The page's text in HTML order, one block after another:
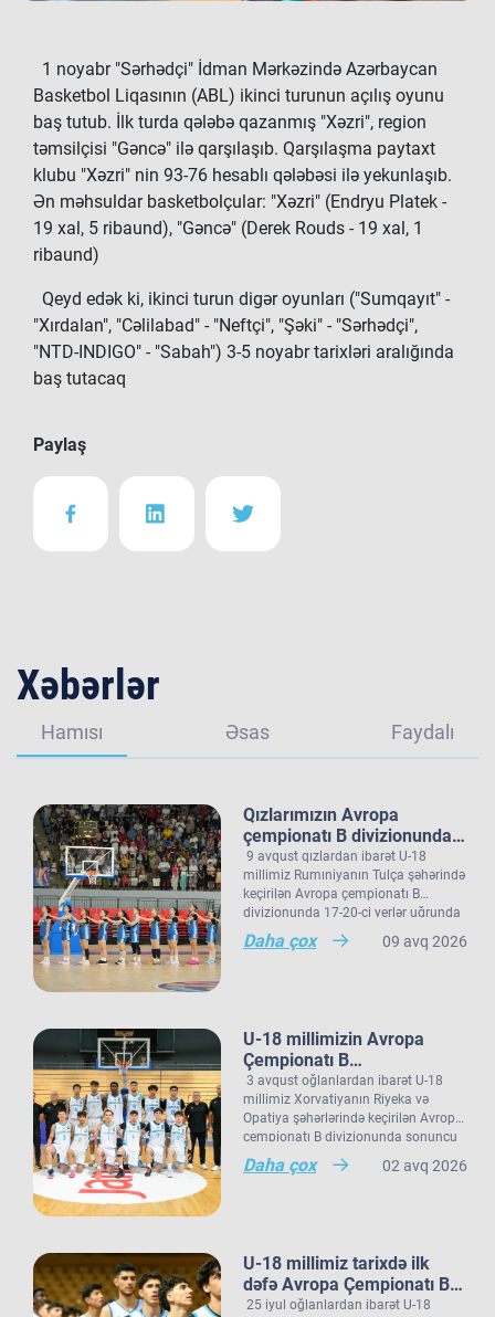
1 noyabr "Sərhədçi" İdman Mərkəzində Azərbaycan
Basketbol Liqasının (ABL) ikinci turunun açılış oyunu
baş tutub. İlk turda qələbə qazanmış "Xəzri", region
təmsilçisi "Gəncə" ilə qarşılaşıb. Qarşılaşma paytaxt
klubu "Xəzri" nin 93-76 hesablı qələbəsi ilə yekunlaşıb.
Ən məhsuldar basketbolçular: "Xəzri" (Endryu Platek -
19 xal, 5 ribaund), "Gəncə" (Derek Rouds - 19 xal, 1
ribaund)
Qeyd edək ki, ikinci turun digər oyunları ("Sumqayıt" -
"Xırdalan", "Cəlilabad" - "Neftçi", "Şəki" - "Sərhədçi",
"NTD-INDIGO" - "Sabah") 3-5 noyabr tarixləri aralığında
baş tutacaq
Paylaş
Xəbərlər
Hamısı Əsas Faydalı
Qızlarımızın Avropa
çempionatı B divizionundakı
oyunları yekunlaşıb.
9 avqust qızlardan ibarət U-18
millimiz Rumıniyanın Tulça şəhərində
keçirilən Avropa çempionatı B
divizionunda 17-20-ci yerlər uğrunda
oyunda Norveç seçməsi ilə qarşılaşıb.
Millimiz çempionatdakı son
Şukina seçilib. Bu qələbə millimizin
ardıcıl üçüncü qələbəsi olub.
Qızlarımız daha öncə Şimali
Makedoniya yığmasına 75:73,
Estoniya seçməsinə isə 74:71 hesabı
ilə qalib gəlmişdi.
Qeyd edək ki, Avropa çempionatı B
divizionundakı çıxışını yekunlaşdıran
Daha çox 09 avq 2026
U-18 millimizin Avropa
Çempionatı B
divizionundakı oyunları
yekunlaşıb.
3 avqust oğlanlardan ibarət U-18
millimiz Xorvatiyanın Riyeka və
Opatiya şəhərlərində keçirilən Avropa
çempionatı B divizionunda sonuncu
oyununu keçirib. Millimiz 15-16-cı
yerlər uğrunda görüşdə İslandiya
Daha çox 02 avq 2026
U-18 millimiz tarixdə ilk
dəfə Avropa Çempionatı B
divizionunun qrup
25 iyul oğlanlardan ibarət U-18